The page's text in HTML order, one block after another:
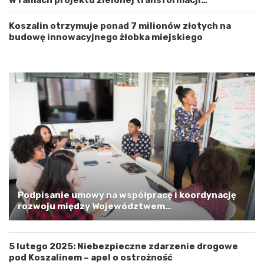
h
o
d
n
p
k
i
m
G
n
i
a
o
ś
ć
energetycznej
Koszalin otrzymuje ponad 7 milionów złotych na
budowę innowacyjnego żłobka miejskiego
Podpisanie umowy na współpracę i koordynację
rozwoju między Województwem
Zachodniopomorskim a Gminą Miastem Koszalin
5 lutego 2025: Niebezpieczne zdarzenie drogowe
pod Koszalinem – apel o ostrożność